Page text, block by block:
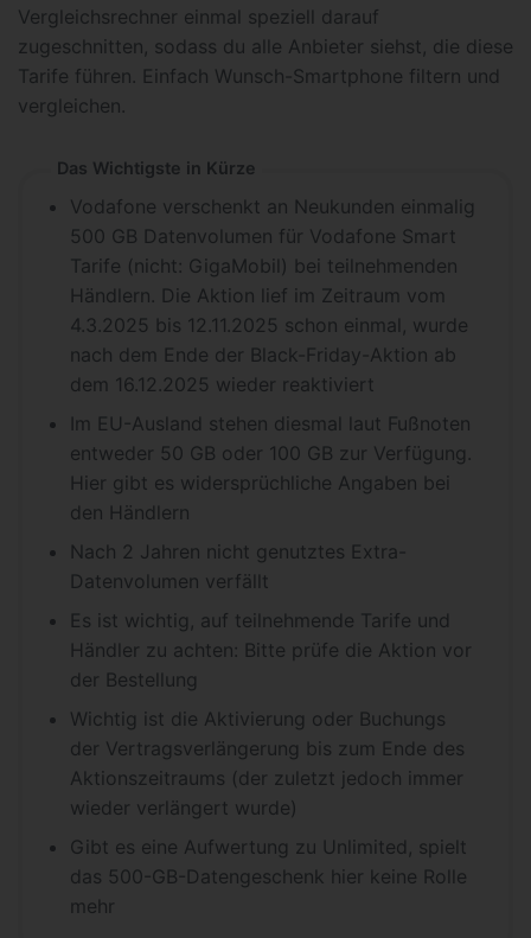
Vergleichsrechner einmal speziell darauf
zugeschnitten, sodass du alle Anbieter siehst, die diese
Tarife führen. Einfach Wunsch-Smartphone filtern und
vergleichen.
Das Wichtigste in Kürze
Vodafone verschenkt an Neukunden einmalig
500 GB Datenvolumen für Vodafone Smart
Tarife (nicht: GigaMobil) bei teilnehmenden
Händlern. Die Aktion lief im Zeitraum vom
4.3.2025 bis 12.11.2025 schon einmal, wurde
nach dem Ende der Black-Friday-Aktion ab
dem 16.12.2025 wieder reaktiviert
Im EU-Ausland stehen diesmal laut Fußnoten
entweder 50 GB oder 100 GB zur Verfügung.
Hier gibt es widersprüchliche Angaben bei
den Händlern
Nach 2 Jahren nicht genutztes Extra-
Datenvolumen verfällt
Es ist wichtig, auf teilnehmende Tarife und
Händler zu achten: Bitte prüfe die Aktion vor
der Bestellung
Wichtig ist die Aktivierung oder Buchungs
der Vertragsverlängerung bis zum Ende des
Aktionszeitraums (der zuletzt jedoch immer
wieder verlängert wurde)
Gibt es eine Aufwertung zu Unlimited, spielt
das 500-GB-Datengeschenk hier keine Rolle
mehr